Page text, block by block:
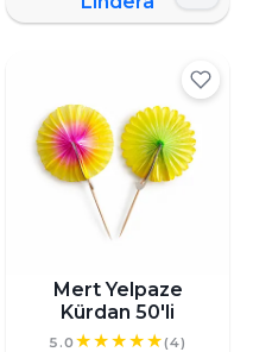
Mert Yelpaze
Kürdan 50'li
5.0 (4)